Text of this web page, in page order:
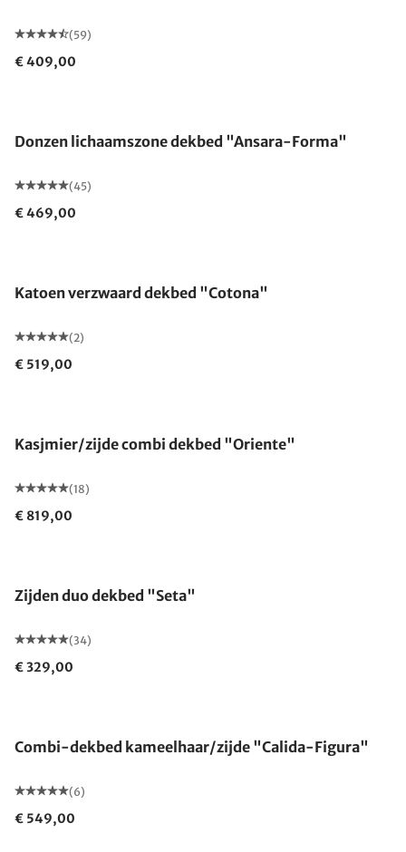
(59)
€ 409,00
Donzen lichaamszone dekbed "Ansara-Forma"
(45)
€ 469,00
Katoen verzwaard dekbed "Cotona"
(2)
€ 519,00
Kasjmier/zijde combi dekbed "Oriente"
(18)
€ 819,00
Zijden duo dekbed "Seta"
(34)
€ 329,00
Combi-dekbed kameelhaar/zijde "Calida-Figura"
(6)
€ 549,00